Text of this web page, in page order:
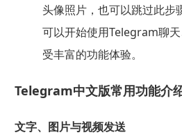
头像照片，也可以跳过此步
可以开始使用Telegram聊
受丰富的功能体验。
Telegram中文版常用功能介
文字、图片与视频发送